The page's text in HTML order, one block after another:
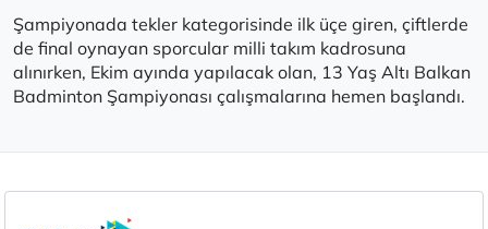
Şampiyonada tekler kategorisinde ilk üçe giren, çiftlerde
de final oynayan sporcular milli takım kadrosuna
alınırken, Ekim ayında yapılacak olan, 13 Yaş Altı Balkan
Badminton Şampiyonası çalışmalarına hemen başlandı.